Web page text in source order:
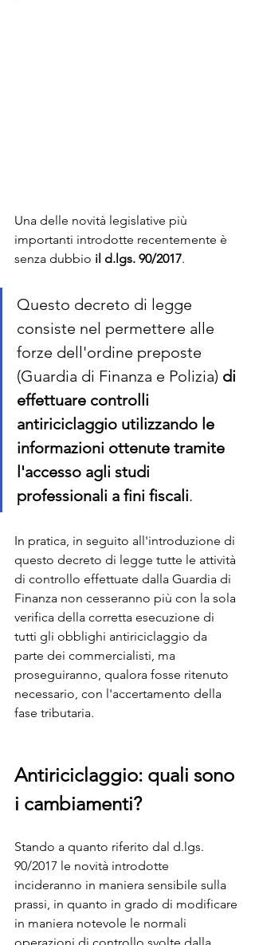
Una delle novità legislative più
importanti introdotte recentemente è
senza dubbio il d.lgs. 90/2017.
Questo decreto di legge
consiste nel permettere alle
forze dell'ordine preposte
(Guardia di Finanza e Polizia) di
effettuare controlli
antiriciclaggio utilizzando le
informazioni ottenute tramite
l'accesso agli studi
professionali a fini fiscali.
In pratica, in seguito all'introduzione di
questo decreto di legge tutte le attività
di controllo effettuate dalla Guardia di
Finanza non cesseranno più con la sola
verifica della corretta esecuzione di
tutti gli obblighi antiriciclaggio da
parte dei commercialisti, ma
proseguiranno, qualora fosse ritenuto
necessario, con l'accertamento della
fase tributaria.
Antiriciclaggio: quali sono
i cambiamenti?
Stando a quanto riferito dal d.lgs.
90/2017 le novità introdotte
incideranno in maniera sensibile sulla
prassi, in quanto in grado di modificare
in maniera notevole le normali